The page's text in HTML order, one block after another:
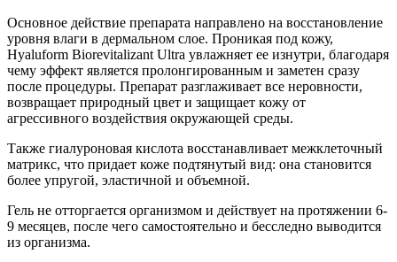
Основное действие препарата направлено на восстановление
уровня влаги в дермальном слое. Проникая под кожу,
Hyaluform Biorevitalizant Ultra увлажняет ее изнутри, благодаря
чему эффект является пролонгированным и заметен сразу
после процедуры. Препарат разглаживает все неровности,
возвращает природный цвет и защищает кожу от
агрессивного воздействия окружающей среды.
Также гиалуроновая кислота восстанавливает межклеточный
матрикс, что придает коже подтянутый вид: она становится
более упругой, эластичной и объемной.
Гель не отторгается организмом и действует на протяжении 6-
9 месяцев, после чего самостоятельно и бесследно выводится
из организма.